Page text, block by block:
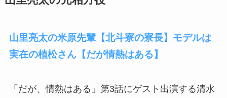
山里亮太の米原先輩【北斗寮の寮長】モデルは
実在の植松さん【だが情熱はある】
「だが、情熱はある」第3話にゲスト出演する清水